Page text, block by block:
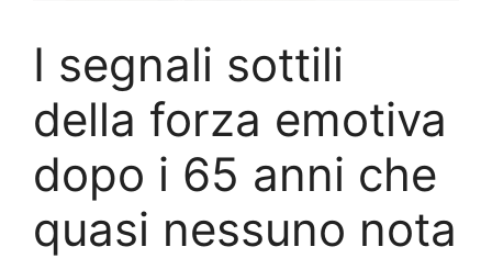
I segnali sottili
della forza emotiva
dopo i 65 anni che
quasi nessuno nota